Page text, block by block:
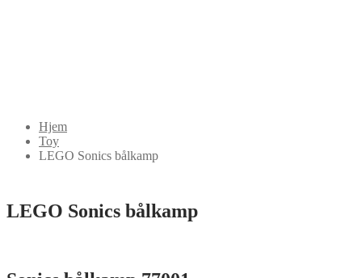
Hjem
Toy
LEGO Sonics bålkamp
LEGO Sonics bålkamp